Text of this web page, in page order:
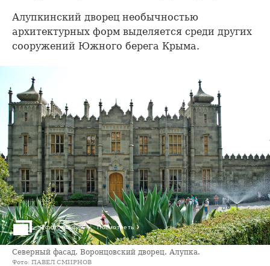
Алупкинский дворец необычностью
архитектурных форм выделяется среди других
сооружений Южного берега Крыма.
2 фотографии Посмотреть ›
Северный фасад. Воронцовский дворец. Алупка.
Фото: ПАВЕЛ СМИРНОВ